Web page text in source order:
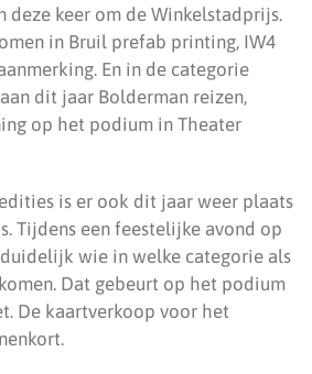
deze keer om de Winkelstadprijs.
in Bruil prefab printing, IW4
En in de categorie
dit jaar Bolderman reizen,
op het podium in Theater
is er ook dit jaar weer plaats
Tijdens een feestelijke avond op
wie in welke categorie als
Dat gebeurt op het podium
De kaartverkoop voor het